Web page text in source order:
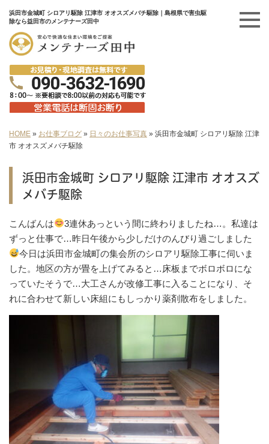
浜田市金城町 シロアリ駆除 江津市 オオスズメバチ駆除｜島根県で害虫駆
除なら益田市のメンテナーズ田中
HOME » お仕事ブログ » 日々のお仕事写真 » 浜田市金城町 シロアリ駆除 江津
市 オオスズメバチ駆除
浜田市金城町 シロアリ駆除 江津市 オオスズ
メバチ駆除
こんばんは
3連休あっという間に終わりましたね…。私達は
ずっと仕事で…昨日午後から少しだけのんびり過ごしました
今日は浜田市金城町の集会所のシロアリ駆除工事に伺いま
した。地区の方が畳を上げてみると…床板までボロボロにな
っていたそうで…大工さんが改修工事に入ることになり、そ
れに合わせて新しい床組にもしっかり薬剤散布をしました。